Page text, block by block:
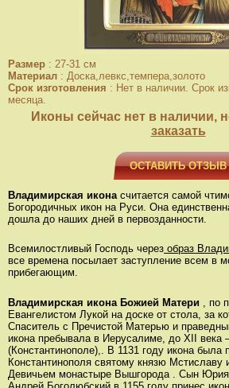
Размер : 27-31 см
Материал : Доска,левкс,темпера,золото
Срок изготовления : Нет в наличии. Срок
месяца.
Иконы сейчас нет в наличии,
заказать
ОСТАВИТЬ ОТЗЫВ
Владимирская икона считается самой
Богородичных икон на Руси. Она
дошла до наших дней в первозданности.
Всемилостливый Господь через образ
все времена посылает заступление всем в
прибегающим.
Владимирская икона Божией Матери
, по
Евангелистом Лукой на доске от стола, за
Спаситель с Пречистой Матерью и
икона пребывала в Иерусалиме, до ХII века
(Константинополе),. В 1131 году икона была
Константинополя святому князю Мстиславу
Девичьем монастыре Вышгорода . Сын Юрия